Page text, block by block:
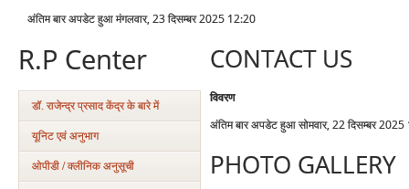
अंतिम बार अपडेट हुआ मंगलवार, 23 दिसम्बर 2025 12:20
R.P Center
डॉ. राजेन्द्र प्रसाद केंद्र के बारे में
यूनिट एवं अनुभाग
ओपीडी / क्लीनिक अनुसूची
CONTACT US
विवरण
अंतिम बार अपडेट हुआ सोमवार, 22 दिसम्बर
PHOTO GALLERY